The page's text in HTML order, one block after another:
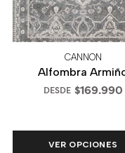
CANNON
Alfombra
DESDE $169.990
VER OPCIONES